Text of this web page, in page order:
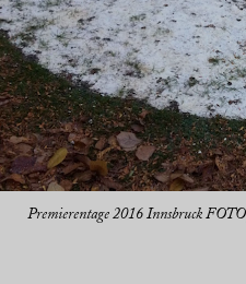
Premierentage 2016 Innsbruck